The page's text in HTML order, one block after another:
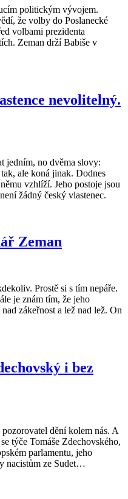
politickým vývojem.
že volby do Poslanecké
volbami prezidenta
Zeman drží Babiše v
nevolitelný.
jedním, no dvěma slovy:
ale koná jinak. Dodnes
vzhlíží. Jeho postoje jsou
žádný český vlastenec.
Zeman
Prostě si s tím nepáře.
je znám tím, že jeho
zákeřnost a lež nad lež. On
i bez
dění kolem nás. A
týče Tomáše Zdechovského,
parlamentu, jeho
nacistům ze Sudet…